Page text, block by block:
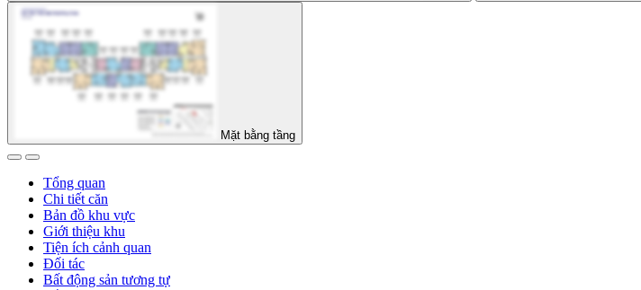
Mặt bằng tầng
Tổng quan
Chi tiết căn
Bản đồ khu vực
Giới thiệu khu
Tiện ích cảnh quan
Đối tác
Bất động sản tương tự